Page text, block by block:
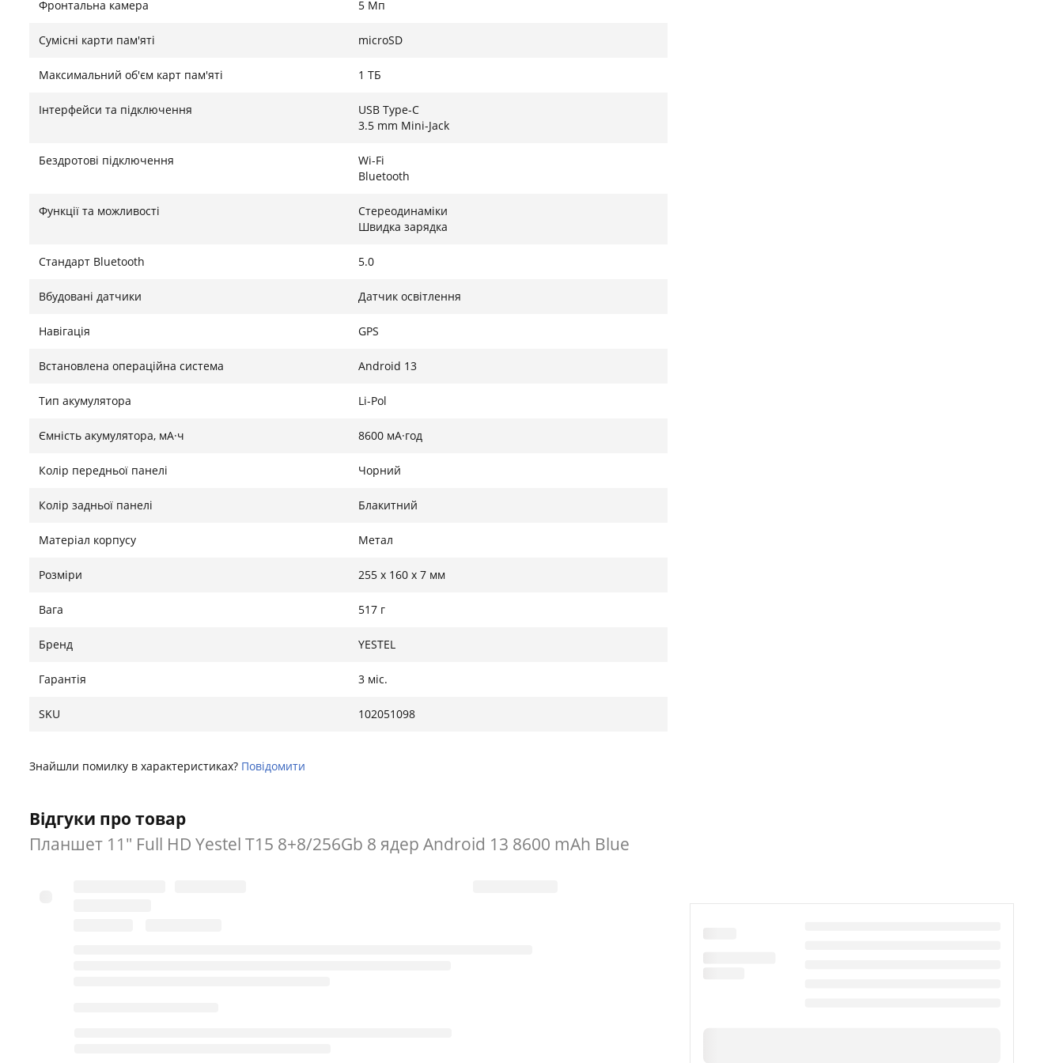
Фронтальна камера 5 Мп
Сумісні карти пам'яті microSD
Максимальний об'єм карт пам'яті 1 ТБ
Інтерфейси та підключення
USB Type-C
3.5 mm Mini-Jack
Бездротові підключення
Wi-Fi
Bluetooth
Функції та можливості
Стереодинаміки
Швидка зарядка
Стандарт Bluetooth 5.0
Вбудовані датчики Датчик освітлення
Навігація GPS
Встановлена ​​операційна система Android 13
Тип акумулятора Li-Pol
Ємність акумулятора, мА·ч 8600 мА·год
Колір передньої панелі Чорний
Колір задньої панелі Блакитний
Матеріал корпусу Метал
Розміри 255 х 160 х 7 мм
Вага 517 г
Бренд YESTEL
Гарантія 3 міс.
SKU 102051098
Знайшли помилку в характеристиках? Повідомити
Відгуки про товар
Планшет 11" Full HD Yestel T15 8+8/256Gb 8 ядер Android 13 8600 mAh Blue